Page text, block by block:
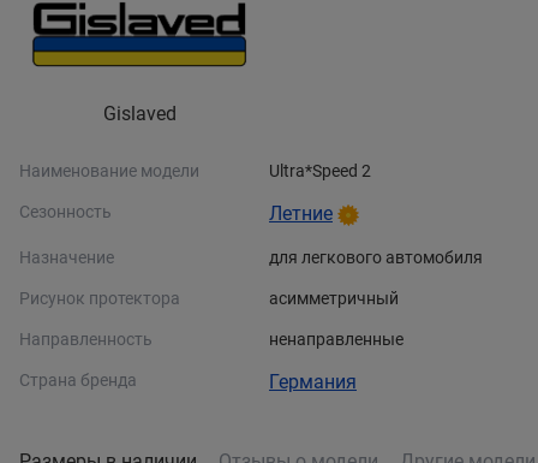
Gislaved
Наименование модели Ultra*Speed 2
Сезонность Летние
Назначение для легкового автомобиля
Рисунок протектора асимметричный
Направленность ненаправленные
Страна бренда Германия